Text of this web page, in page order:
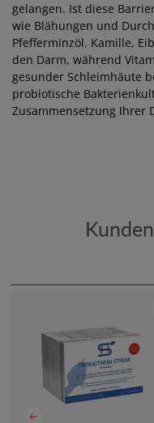
gelangen. Ist diese
wie Blähungen und
Pfefferminzöl, Kamille,
den Darm, während
gesunder Schleimhäute
probiotische
Zusammensetzung Ihrer